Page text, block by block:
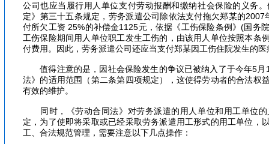
公司也应当履行用人单位支付劳动报酬和缴纳社会保险的义务
定》第三十五条规定，劳务派遣公司除依法支付拖欠郑某的
付所欠工资 25%的补偿金1125元，依据《工伤保险条例》(国务
工伤保险期间用人单位职工发生工伤的，由该用人单位按照本条
付费用。因此，劳务派遣公司还应当支付郑某因工伤住院发生的医
值得注意的是，因社会保险发生的争议已被纳入了于今年5月
法》的适用范围（第二条第四项规定），这使得劳动者的合法权
有效的维护。
同时，《劳动合同法》对劳务派遣的用人单位和用工单位的
定，为了使即将采取或已经采取劳务派遣用工形式的用工单位，
工、合法规范管理，需要注意以下几点操作：